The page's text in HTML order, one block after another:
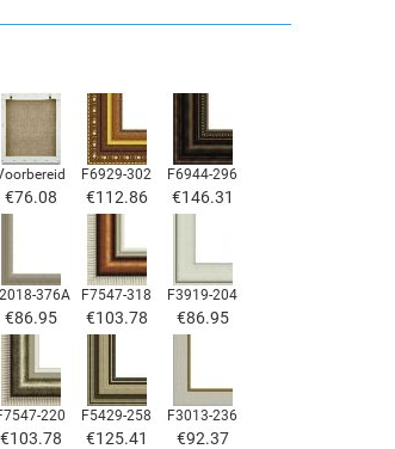
€76.08
F6929-302
€112.86
F6944-296
€146.31
376A
€86.95
F7547-318
€103.78
F3919-204
€86.95
220
€103.78
F5429-258
€125.41
F3013-236
€92.37